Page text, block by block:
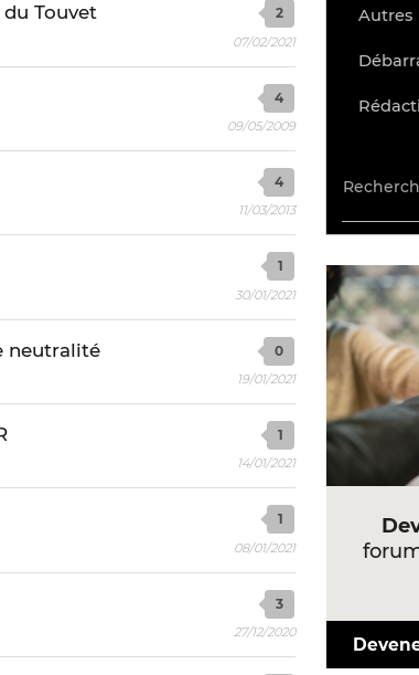
Touvet 2
07/02/2021
4
09/05/2009
4
11/03/2013
1
30/01/2021
neutralité 0
19/01/2021
1
14/01/2021
1
08/01/2021
3
27/12/2020
Autres